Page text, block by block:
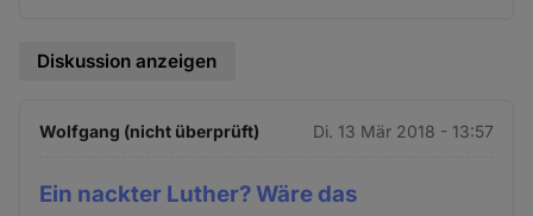
Diskussion anzeigen
Wolfgang (nicht überprüft) Di. 13 Mär 2018 - 13:57
Ein nackter Luther? Wäre das